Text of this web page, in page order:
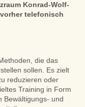
Konrad-Wolf-
telefonisch
die das
sollen. Es zielt
reduzieren oder
Training in Form
Bewältigungs- und